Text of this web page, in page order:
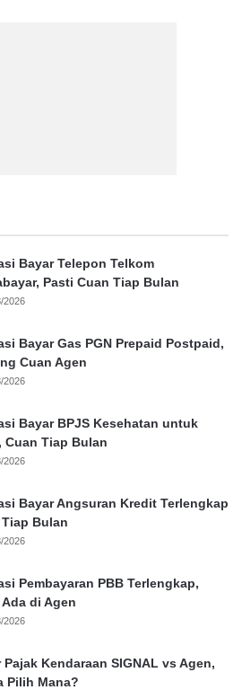
Bayar Telepon Telkom
Pasti Cuan Tiap Bulan
2026
Bayar Gas PGN Prepaid Postpaid,
Cuan Agen
2026
Bayar BPJS Kesehatan untuk
Cuan Tiap Bulan
2026
Bayar Angsuran Kredit Terlengkap
Bulan
2026
Pembayaran PBB Terlengkap,
di Agen
2026
Pajak Kendaraan SIGNAL vs Agen,
Pilih Mana?